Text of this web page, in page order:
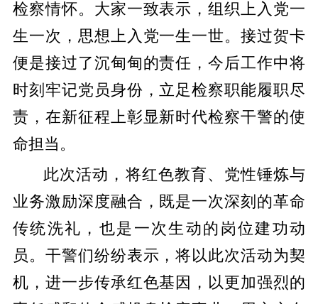
检察情怀。大家一致表示，组织上入党一
生一次，思想上入党一生一世。接过贺卡
便是接过了沉甸甸的责任，今后工作中将
时刻牢记党员身份，立足检察职能履职尽
责，在新征程上彰显新时代检察干警的使
命担当。
此次活动，将红色教育、党性锤炼与
业务激励深度融合，既是一次深刻的革命
传统洗礼，也是一次生动的岗位建功动
员。干警们纷纷表示，将以此次活动为契
机，进一步传承红色基因，以更加强烈的